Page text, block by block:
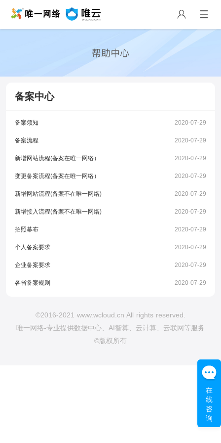
备案中心
备案须知 2020-07-29
备案流程 2020-07-29
新增网站流程(备案在唯一网络） 2020-07-29
变更备案流程(备案在唯一网络） 2020-07-29
新增网站流程(备案不在唯一网络) 2020-07-29
新增接入流程(备案不在唯一网络) 2020-07-29
拍照幕布 2020-07-29
个人备案要求 2020-07-29
企业备案要求 2020-07-29
各省备案规则 2020-07-29
©2016-2021 www.wcloud.cn All rights reserved.
唯一网络-专业提供数据中心、AI智算、云计算、云联网等服务
©版权所有
在
线
咨
询